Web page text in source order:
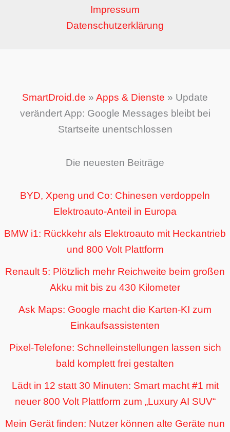
Impressum
Datenschutzerklärung
SmartDroid.de » Apps & Dienste » Update
verändert App: Google Messages bleibt bei
Startseite unentschlossen
Die neuesten Beiträge
BYD, Xpeng und Co: Chinesen verdoppeln
Elektroauto-Anteil in Europa
BMW i1: Rückkehr als Elektroauto mit Heckantrieb
und 800 Volt Plattform
Renault 5: Plötzlich mehr Reichweite beim großen
Akku mit bis zu 430 Kilometer
Ask Maps: Google macht die Karten-KI zum
Einkaufsassistenten
Pixel-Telefone: Schnelleinstellungen lassen sich
bald komplett frei gestalten
Lädt in 12 statt 30 Minuten: Smart macht #1 mit
neuer 800 Volt Plattform zum „Luxury AI SUV“
Mein Gerät finden: Nutzer können alte Geräte nun